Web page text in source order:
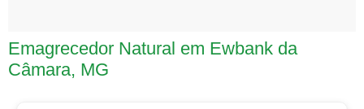
Emagrecedor Natural em Ewbank da
Câmara, MG